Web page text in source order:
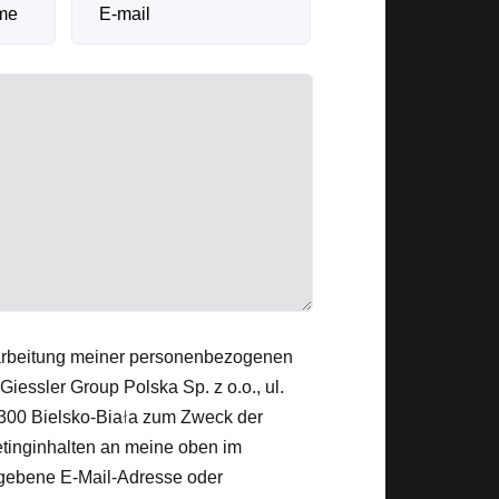
meiner personenbezogenen
Group Polska Sp. z o.o., ul.
Bielsko-Biała zum Zweck der
an meine oben im
E-Mail-Adresse oder